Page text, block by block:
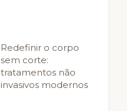
Redefinir o corpo
sem corte:
tratamentos não
invasivos modernos